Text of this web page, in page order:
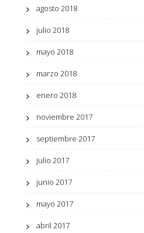
agosto 2018
julio 2018
mayo 2018
marzo 2018
enero 2018
noviembre 2017
septiembre 2017
julio 2017
junio 2017
mayo 2017
abril 2017